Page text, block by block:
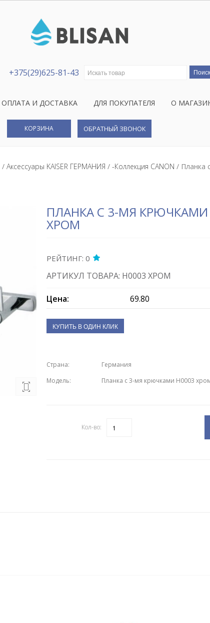
+375(29)625-81-43 Искать:
ОБРАТНЫЙ ЗВОНОК
КОРЗИНА
ОПЛАТА И ДОСТАВКА ДЛЯ ПОКУПАТЕЛЯ О
/ Аксессуары KAISER ГЕРМАНИЯ / -Коллекция CANON / Планка
ПЛАНКА С 3-МЯ КРЮЧКАМИ
ХРОМ
РЕЙТИНГ: 0
АРТИКУЛ ТОВАРА: H0003 ХРОМ
Цена: 69.80
КУПИТЬ В ОДИН КЛИК
Страна:
Германия
Модель:
Планка с 3-мя крючками H0003
Кол-во: Количество